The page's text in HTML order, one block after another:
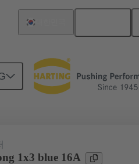
33 000 9842
1x3 blue 16A